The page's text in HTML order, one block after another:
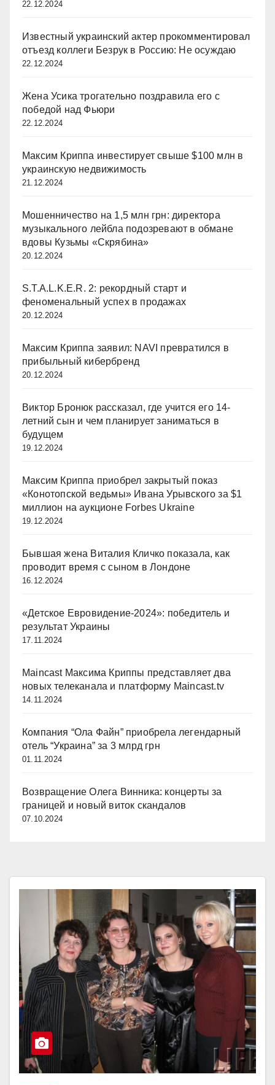
22.12.2024
Известный украинский актер прокомментировал
отъезд коллеги Безрук в Россию: Не осуждаю
22.12.2024
Жена Усика трогательно поздравила его с
победой над Фьюри
22.12.2024
Максим Криппа инвестирует свыше $100 млн в
украинскую недвижимость
21.12.2024
Мошенничество на 1,5 млн грн: директора
музыкального лейбла подозревают в обмане
вдовы Кузьмы «Скрябина»
20.12.2024
S.T.A.L.K.E.R. 2: рекордный старт и
феноменальный успех в продажах
20.12.2024
Максим Криппа заявил: NAVI превратился в
прибыльный кибербренд
20.12.2024
Виктор Бронюк рассказал, где учится его 14-
летний сын и чем планирует заниматься в
будущем
19.12.2024
Максим Криппа приобрел закрытый показ
«Конотопской ведьмы» Ивана Урывского за $1
миллион на аукционе Forbes Ukraine
19.12.2024
Бывшая жена Виталия Кличко показала, как
проводит время с сыном в Лондоне
16.12.2024
«Детское Евровидение-2024»: победитель и
результат Украины
17.11.2024
Maincast Максима Криппы представляет два
новых телеканала и платформу Maincast.tv
14.11.2024
Компания “Ола Файн” приобрела легендарный
отель “Украина” за 3 млрд грн
01.11.2024
Возвращение Олега Винника: концерты за
границей и новый виток скандалов
07.10.2024